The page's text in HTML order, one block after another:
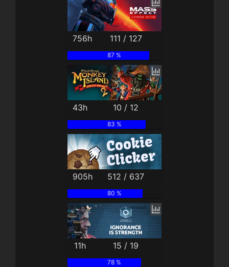
756h 111 / 127
87 %
43h 10 / 12
83 %
905h 512 / 637
80 %
11h 15 / 19
78 %